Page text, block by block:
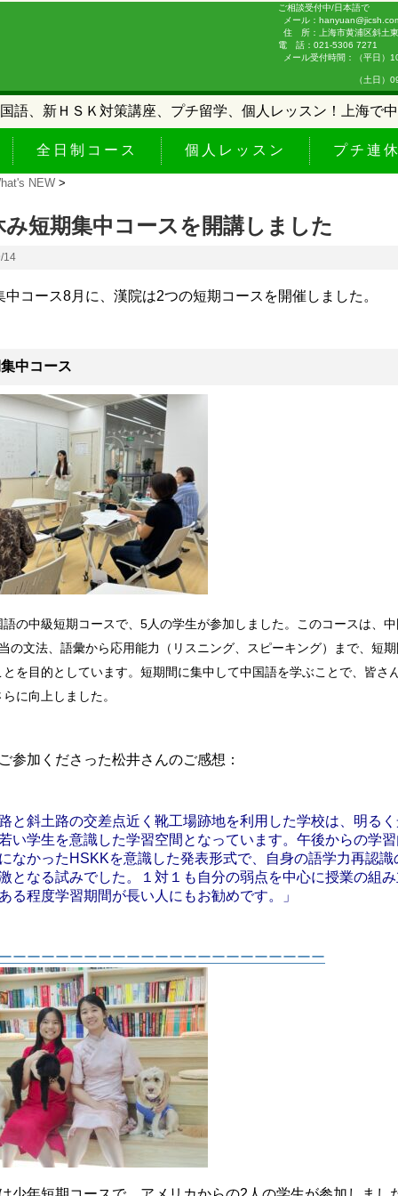
ご相談受付中/日本語で
メール：
住 所：上海市黄浦区斜土
電 話：021-5306 7271
メール受付時間：（平日）
（土日）
語、新ＨＳＫ対策講座、プチ留学、個人レッスン！上海で
全日制コース 個人レッスン プチ連
NEW >
み短期集中コースを開講しました
14
中コース8月に、漢院は2つの短期コースを開催しました。
中コース
語の中級短期コースで、5人の学生が参加しました。このコースは、
の文法、語彙から応用能力（リスニング、スピーキング）まで、短
とを目的としています。短期間に集中して中国語を学ぶことで、皆さ
に向上しました。
参加くださった松井さんのご感想：
と斜土路の交差点近く靴工場跡地を利用した学校は、明る
い学生を意識した学習空間となっています。 午後からの学
なかったHSKKを意識した発表形式で、自身の語学力再認識
となる試みでした。１対１も自分の弱点を中心に授業の組
る程度学習期間が長い人にもお勧めです。」
ーーーーーーーーーーーーーーーーーーーーーー